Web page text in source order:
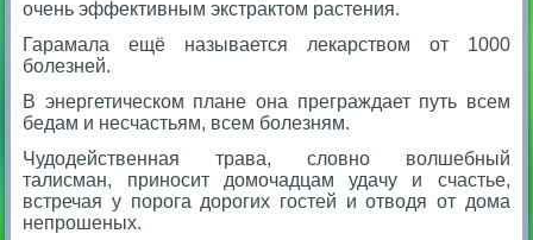
очень эффективным экстрактом растения.
Гарамала ещё называется лекарством от 1000
болезней.
В энергетическом плане она преграждает путь всем
бедам и несчастьям, всем болезням.
Чудодейственная трава, словно волшебный
талисман, приносит домочадцам удачу и счастье,
встречая у порога дорогих гостей и отводя от дома
непрошеных.